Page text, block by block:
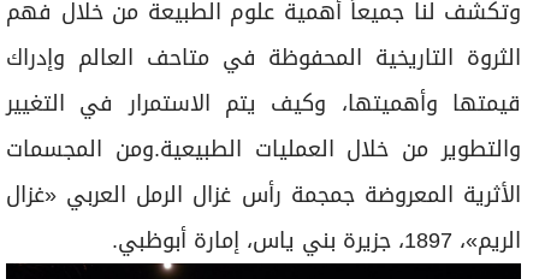
وتكشف لنا جميعاً أهمية علوم الطبيعة من خلال فهم
الثروة التاريخية المحفوظة في متاحف العالم وإدراك
قيمتها وأهميتها، وكيف يتم الاستمرار في التغيير
والتطوير من خلال العمليات الطبيعية.ومن المجسمات
الأثرية المعروضة جمجمة رأس غزال الرمل العربي «غزال
الريم»، 1897، جزيرة بني ياس، إمارة أبوظبي.